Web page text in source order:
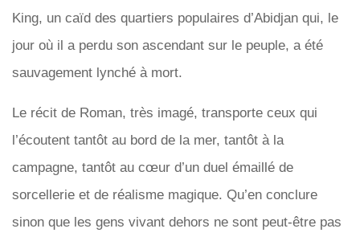
King, un caïd des quartiers populaires d’Abidjan qui, le
jour où il a perdu son ascendant sur le peuple, a été
sauvagement lynché à mort.
Le récit de Roman, très imagé, transporte ceux qui
l’écoutent tantôt au bord de la mer, tantôt à la
campagne, tantôt au cœur d’un duel émaillé de
sorcellerie et de réalisme magique. Qu’en conclure
sinon que les gens vivant dehors ne sont peut-être pas